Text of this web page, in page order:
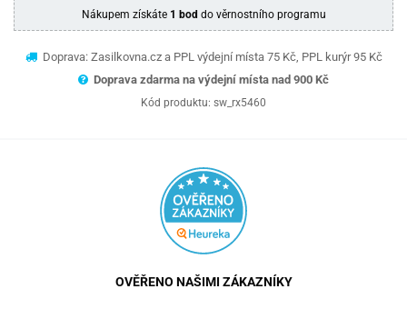
Nákupem získáte 1 bod do věrnostního programu
Doprava: Zasilkovna.cz a PPL výdejní místa 75 Kč, PPL kurýr 95 Kč
Doprava zdarma na výdejní místa nad 900 Kč
Kód produktu: sw_rx5460
OVĚŘENO NAŠIMI ZÁKAZNÍKY